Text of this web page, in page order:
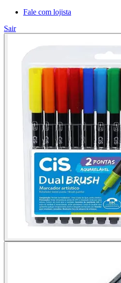
Fale com lojista
Sair